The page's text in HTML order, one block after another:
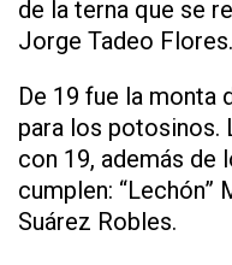
de la terna que se
Jorge Tadeo Flores.
De 19 fue la monta
para los potosinos.
con 19, además de
cumplen: “Lechón”
Suárez Robles.